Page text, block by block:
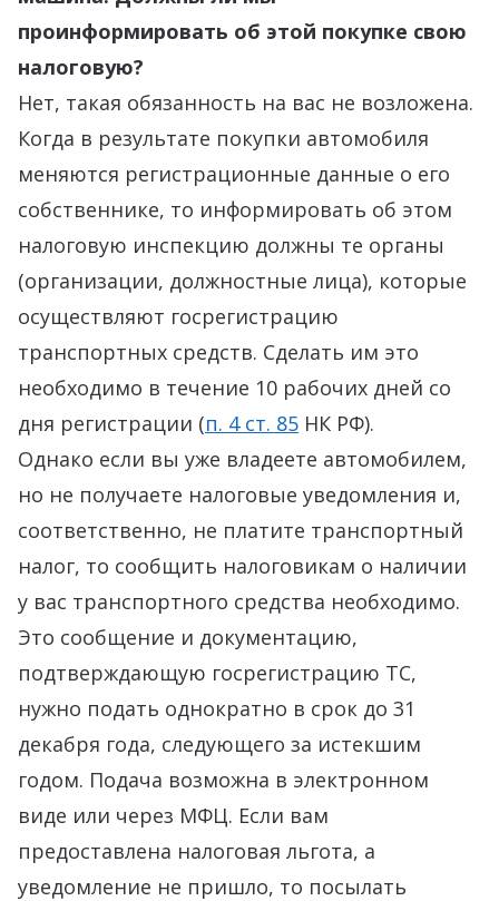
проинформировать об этой покупке свою
налоговую?
Нет, такая обязанность на вас не возложена.
Когда в результате покупки автомобиля
меняются регистрационные данные о его
собственнике, то информировать об этом
налоговую инспекцию должны те органы
(организации, должностные лица), которые
осуществляют госрегистрацию
транспортных средств. Сделать им это
необходимо в течение 10 рабочих дней со
дня регистрации (п. 4 ст. 85 НК РФ).
Однако если вы уже владеете автомобилем,
но не получаете налоговые уведомления и,
соответственно, не платите транспортный
налог, то сообщить налоговикам о наличии
у вас транспортного средства необходимо.
Это сообщение и документацию,
подтверждающую госрегистрацию ТС,
нужно подать однократно в срок до 31
декабря года, следующего за истекшим
годом. Подача возможна в электронном
виде или через МФЦ. Если вам
предоставлена налоговая льгота, а
уведомление не пришло, то посылать